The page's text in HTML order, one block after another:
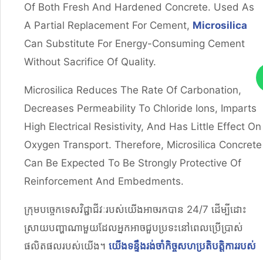
Of Both Fresh And Hardened Concrete. Used As
A Partial Replacement For Cement, Microsilica
Can Substitute For Energy-Consuming Cement
Without Sacrifice Of Quality.
Microsilica Reduces The Rate Of Carbonation,
Decreases Permeability To Chloride Ions, Imparts
High Electrical Resistivity, And Has Little Effect On
Oxygen Transport. Therefore, Microsilica Concrete
Can Be Expected To Be Strongly Protective Of
Reinforcement And Embedments.
ក្រុមបច្ចេកទេសវិជ្ជាជីវៈរបស់យើងអាចរកបាន 24/7 ដើម្បីដោះ
ស្រាយបញ្ហាណាមួយដែលអ្នកអាចជួបប្រទះនៅពេលប្រើប្រាស់
ផលិតផលរបស់យើង។ យើងទន្ទឹងរង់ចាំកិច្ចសហប្រតិបត្តិការរបស់